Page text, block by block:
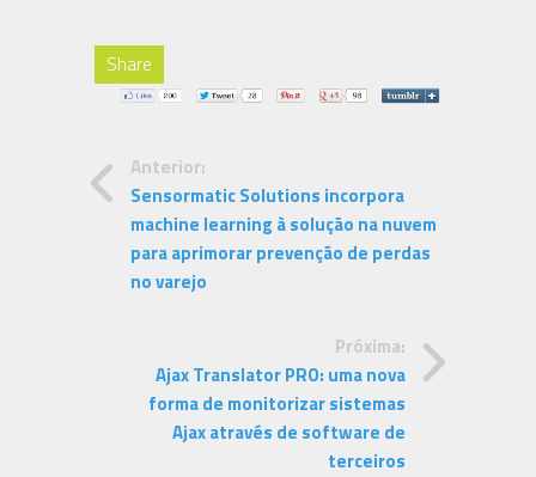
Share
Anterior:
Sensormatic Solutions incorpora
machine learning à solução na nuvem
para aprimorar prevenção de perdas
no varejo
Próxima:
Ajax Translator PRO: uma nova
forma de monitorizar sistemas
Ajax através de software de
terceiros